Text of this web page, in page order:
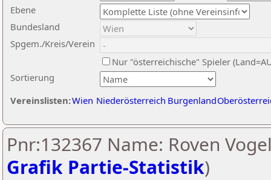
Ebene
Sortierung
Bundesland
Spgem./Kreis/Verein
Nur "österreichische" Spieler
Vereinslisten:Wien Niederösterreich Burgenland
Pnr:132367 Name: Roven
Grafik Partie-Statistik)